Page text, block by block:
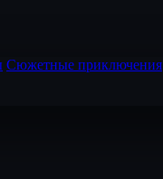
Сюжетные приключения